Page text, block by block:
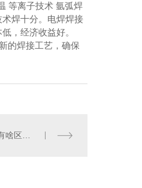
等离子技术 氩弧焊
焊十分。电焊焊接
，经济收益好。
的焊接工艺，确保
热镀锌、镀镉、不锈钢、镀镍都是有啥区别，浓浓都是干货知识专业知识专业技能！